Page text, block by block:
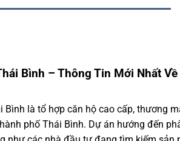
Bình – Thông Tin Mới Nhất
Bình là tổ hợp căn hộ cao cấp, thương
phố Thái Bình. Dự án hướng đến